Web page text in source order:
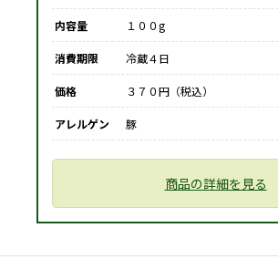
内容量 １００g
消費期限 冷蔵４日
価格 ３７０円（税込）
アレルゲン 豚
商品の詳細を見る